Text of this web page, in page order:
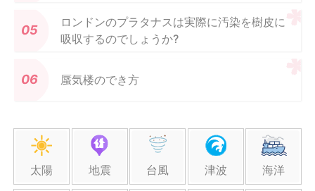
ロンドンのプラタナスは実際に汚染を樹皮に
吸収するのでしょうか?
蜃気楼のでき方
太陽 地震 台風 津波 海洋